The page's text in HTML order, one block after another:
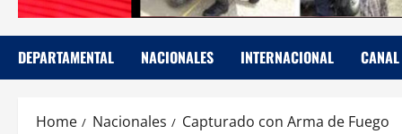
DEPARTAMENTAL NACIONALES INTERNACIONAL CANAL
Home Nacionales Capturado con Arma de Fuego